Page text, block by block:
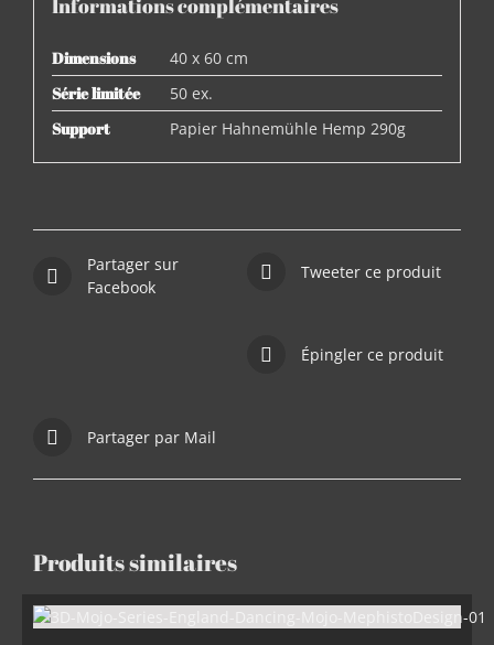
Dimensions
40 x 60 cm
Série limitée
50 ex.
Support
Papier Hahnemühle Hemp 290g
Partager sur
Facebook
Tweeter ce produit
Épingler ce produit
Partager par Mail
Produits similaires